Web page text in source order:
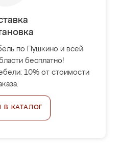
по Пушкино и всей
бесплатно!
10% от стоимости
В КАТАЛОГ